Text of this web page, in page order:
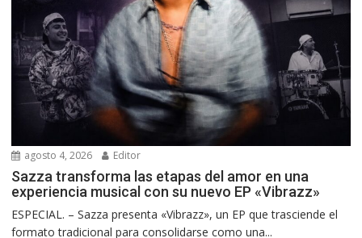
agosto 4, 2026 Editor
Sazza transforma las etapas del amor en una
experiencia musical con su nuevo EP «Vibrazz»
ESPECIAL. – Sazza presenta «Vibrazz», un EP que trasciende el
formato tradicional para consolidarse como una...